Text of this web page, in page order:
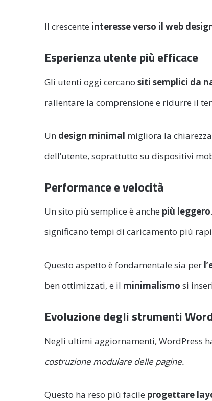
Il crescente interesse verso il web
Esperienza utente più efficace
Gli utenti oggi cercano siti semplici da
rallentare la comprensione e ridurre il
Un design minimal migliora la
dell’utente, soprattutto su dispositivi
Performance e velocità
Un sito più semplice è anche più leggero
significano tempi di caricamento più
Questo aspetto è fondamentale sia per
ben ottimizzati, e il minimalismo si
Evoluzione degli strumenti
Negli ultimi aggiornamenti, WordPress
costruzione modulare delle pagine.
Questo ha reso più facile progettare